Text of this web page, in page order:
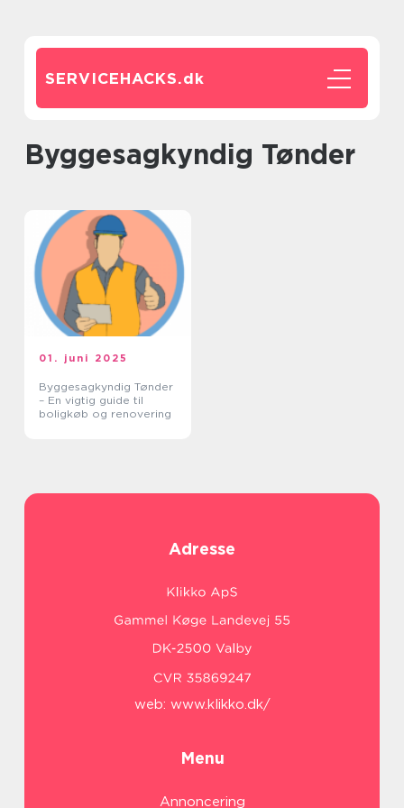
SERVICEHACKS.dk
byggesagkyndig Tønder
01. juni 2025
Byggesagkyndig Tønder
– En vigtig guide til
boligkøb og renovering
Adresse
web: www.klikko.dk/
Menu
Annoncering